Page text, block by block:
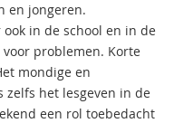
en jongeren.
in de school en in de
problemen. Korte
mondige en
zelfs het lesgeven in de
een rol toebedacht